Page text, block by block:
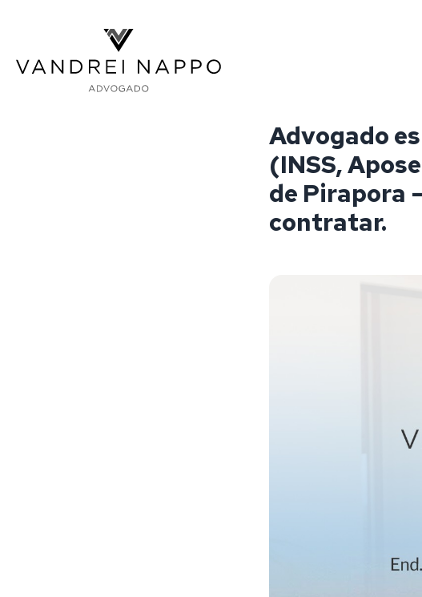
Vandrei Nappo - Advogado
Advogado
(INSS,
de Pirapora
contratar.